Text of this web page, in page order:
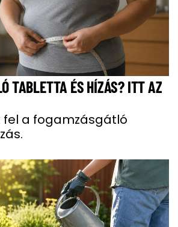
TABLETTA ÉS HÍZÁS? ITT AZ
fel a fogamzásgátló